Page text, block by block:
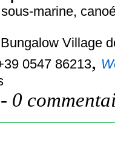
marine,
Village
0547 86213,
- 0